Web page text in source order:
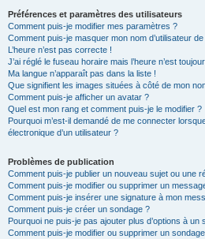
Préférences et paramètres des utilisateurs
Comment puis-je modifier mes paramètres ?
Comment puis-je masquer mon nom d’utilisateur
L’heure n’est pas correcte !
J’ai réglé le fuseau horaire mais l’heure n’est
Ma langue n’apparaît pas dans la liste !
Que signifient les images situées à côté de mon
Comment puis-je afficher un avatar ?
Quel est mon rang et comment puis-je le modifier ?
Pourquoi m’est-il demandé de me connecter
électronique d’un utilisateur ?
Problèmes de publication
Comment puis-je publier un nouveau sujet ou une
Comment puis-je modifier ou supprimer un
Comment puis-je insérer une signature à mon
Comment puis-je créer un sondage ?
Pourquoi ne puis-je pas ajouter plus d’options à un
Comment puis-je modifier ou supprimer un